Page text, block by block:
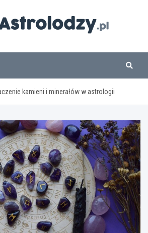
kamieni i minerałów w astrologii